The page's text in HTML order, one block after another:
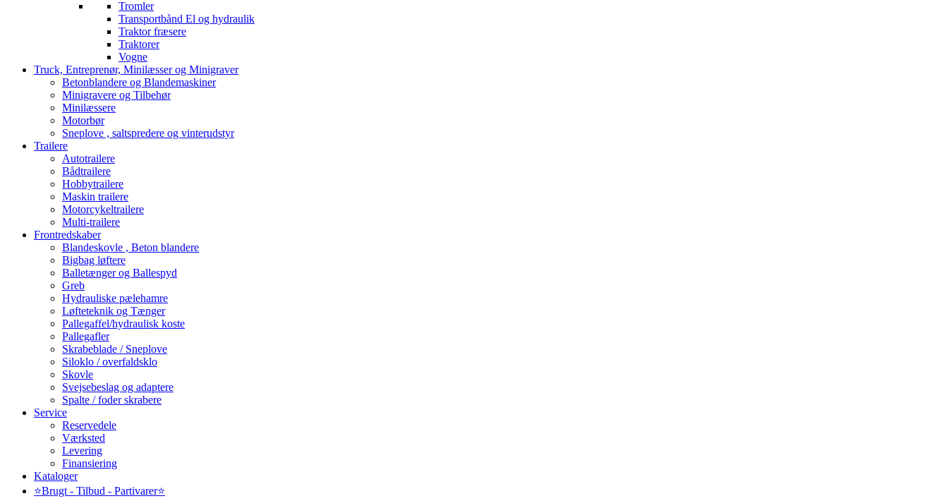
Tromler
Transportbånd El og hydraulik
Traktor fræsere
Traktorer
Vogne
Truck, Entreprenør, Minilæsser og Minigraver
Betonblandere og Blandemaskiner
Minigravere og Tilbehør
Minilæssere
Motorbør
Sneplove , saltspredere og vinterudstyr
Trailere
Autotrailere
Bådtrailere
Hobbytrailere
Maskin trailere
Motorcykeltrailere
Multi-trailere
Frontredskaber
Blandeskovle , Beton blandere
Bigbag løftere
Balletænger og Ballespyd
Greb
Hydrauliske pælehamre
Løfteteknik og Tænger
Pallegaffel/hydraulisk koste
Pallegafler
Skrabeblade / Sneplove
Siloklo / overfaldsklo
Skovle
Svejsebeslag og adaptere
Spalte / foder skrabere
Service
Reservedele
Værksted
Levering
Finansiering
Kataloger
⭐Brugt - Tilbud - Partivarer⭐